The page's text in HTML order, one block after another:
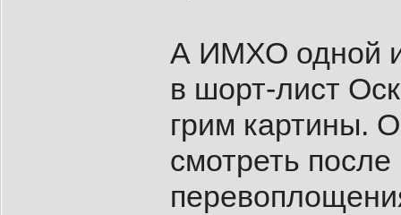
А ИМХО одной
в шорт-лист
грим картины.
смотреть